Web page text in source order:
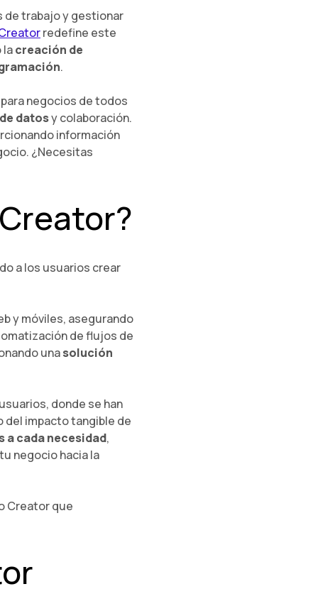
de trabajo y gestionar
redefine este
lacreación de
.
negocios de todos
datosy colaboración.
información
¿Necesitas
a los usuarios crear
y móviles, asegurando
de flujos de
unasolución
donde se han
impacto tangible de
a cada necesidad,
negocio hacia la
Creator que